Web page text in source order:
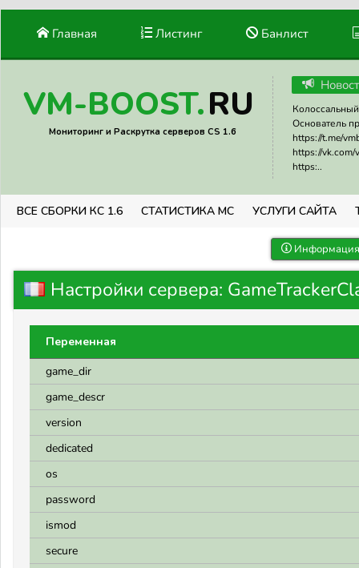
Главная Листинг Банлист
VM-BOOST.RU
Мониторинг и Раскрутка серверов CS 1.6
Основатель
https://t.me/
https://vk.com/
https:..
ВСЕ СБОРКИ КС 1.6 СТАТИСТИКА МС УСЛУГИ САЙТА
Настройки сервера:
Переменная
game_dir
game_descr
version
dedicated
os
password
ismod
secure